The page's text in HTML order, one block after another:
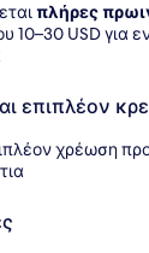
πλήρες
10–30 USD για
επιπλέον
χρέωση